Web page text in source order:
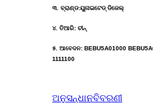
୩. ବ୍ରାଣ୍ଡ:ୟୁନାଇଟେଡ୍ ଡିଜେଲ୍
୪. ତିଆରି: ଚୀନ୍
୫. ଆବେଦନ: BEBU5A01000
1111100
ଅନୁସନ୍ଧାନବିବରଣୀ